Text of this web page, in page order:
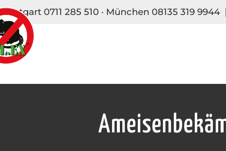
Stuttgart 0711 285 510 · München 08135 319 9944 |